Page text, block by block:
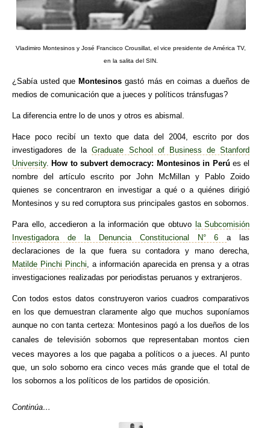
Vladimiro Montesinos y José Francisco Crousillat, el vice presidente de América TV,
en la salita del SIN.
¿Sabía usted queMontesinos gastó más en coimas a dueños de
medios de comunicación que a jueces y políticos tránsfugas?
La diferencia entre lo de unos y otros es abismal.
Hace poco recibí un texto que data del 2004, escrito por dos
investigadores de laGraduate School of Business de Stanford
University.How to subvert democracy: Montesinos in Perú es el
nombre del artículo escrito por John McMillan y Pablo Zoido
quienes se concentraron en investigar a qué o a quiénes dirigió
Montesinos y su red corruptora sus principales gastos en sobornos.
Para ello, accedieron a la información que obtuvo la Subcomisión
Investigadora de la Denuncia Constitucional N° 6a las
declaraciones de la que fuera su contadora y mano derecha,
Matilde Pinchi Pinchi , a información aparecida en prensa y a otras
investigaciones realizadas por periodistas peruanos y extranjeros.
Con todos estos datos construyeron varios cuadros comparativos
en los que demuestran claramente algo que muchos suponíamos
aunque no con tanta certeza: Montesinos pagó a los dueños de los
canales de televisión sobornos que representaban montoscien
veces mayores a los que pagaba a políticos o a jueces. Al punto
que, un solo soborno era cinco veces más grande que el total de
los sobornos a los políticos de los partidos de oposición.
Continúa…